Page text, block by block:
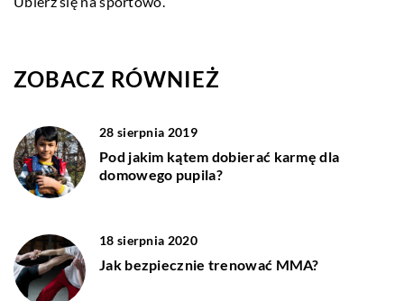
ZOBACZ RÓWNIEŻ
28 sierpnia 2019
Pod jakim kątem dobierać karmę dla
domowego pupila?
18 sierpnia 2020
Jak bezpiecznie trenować MMA?